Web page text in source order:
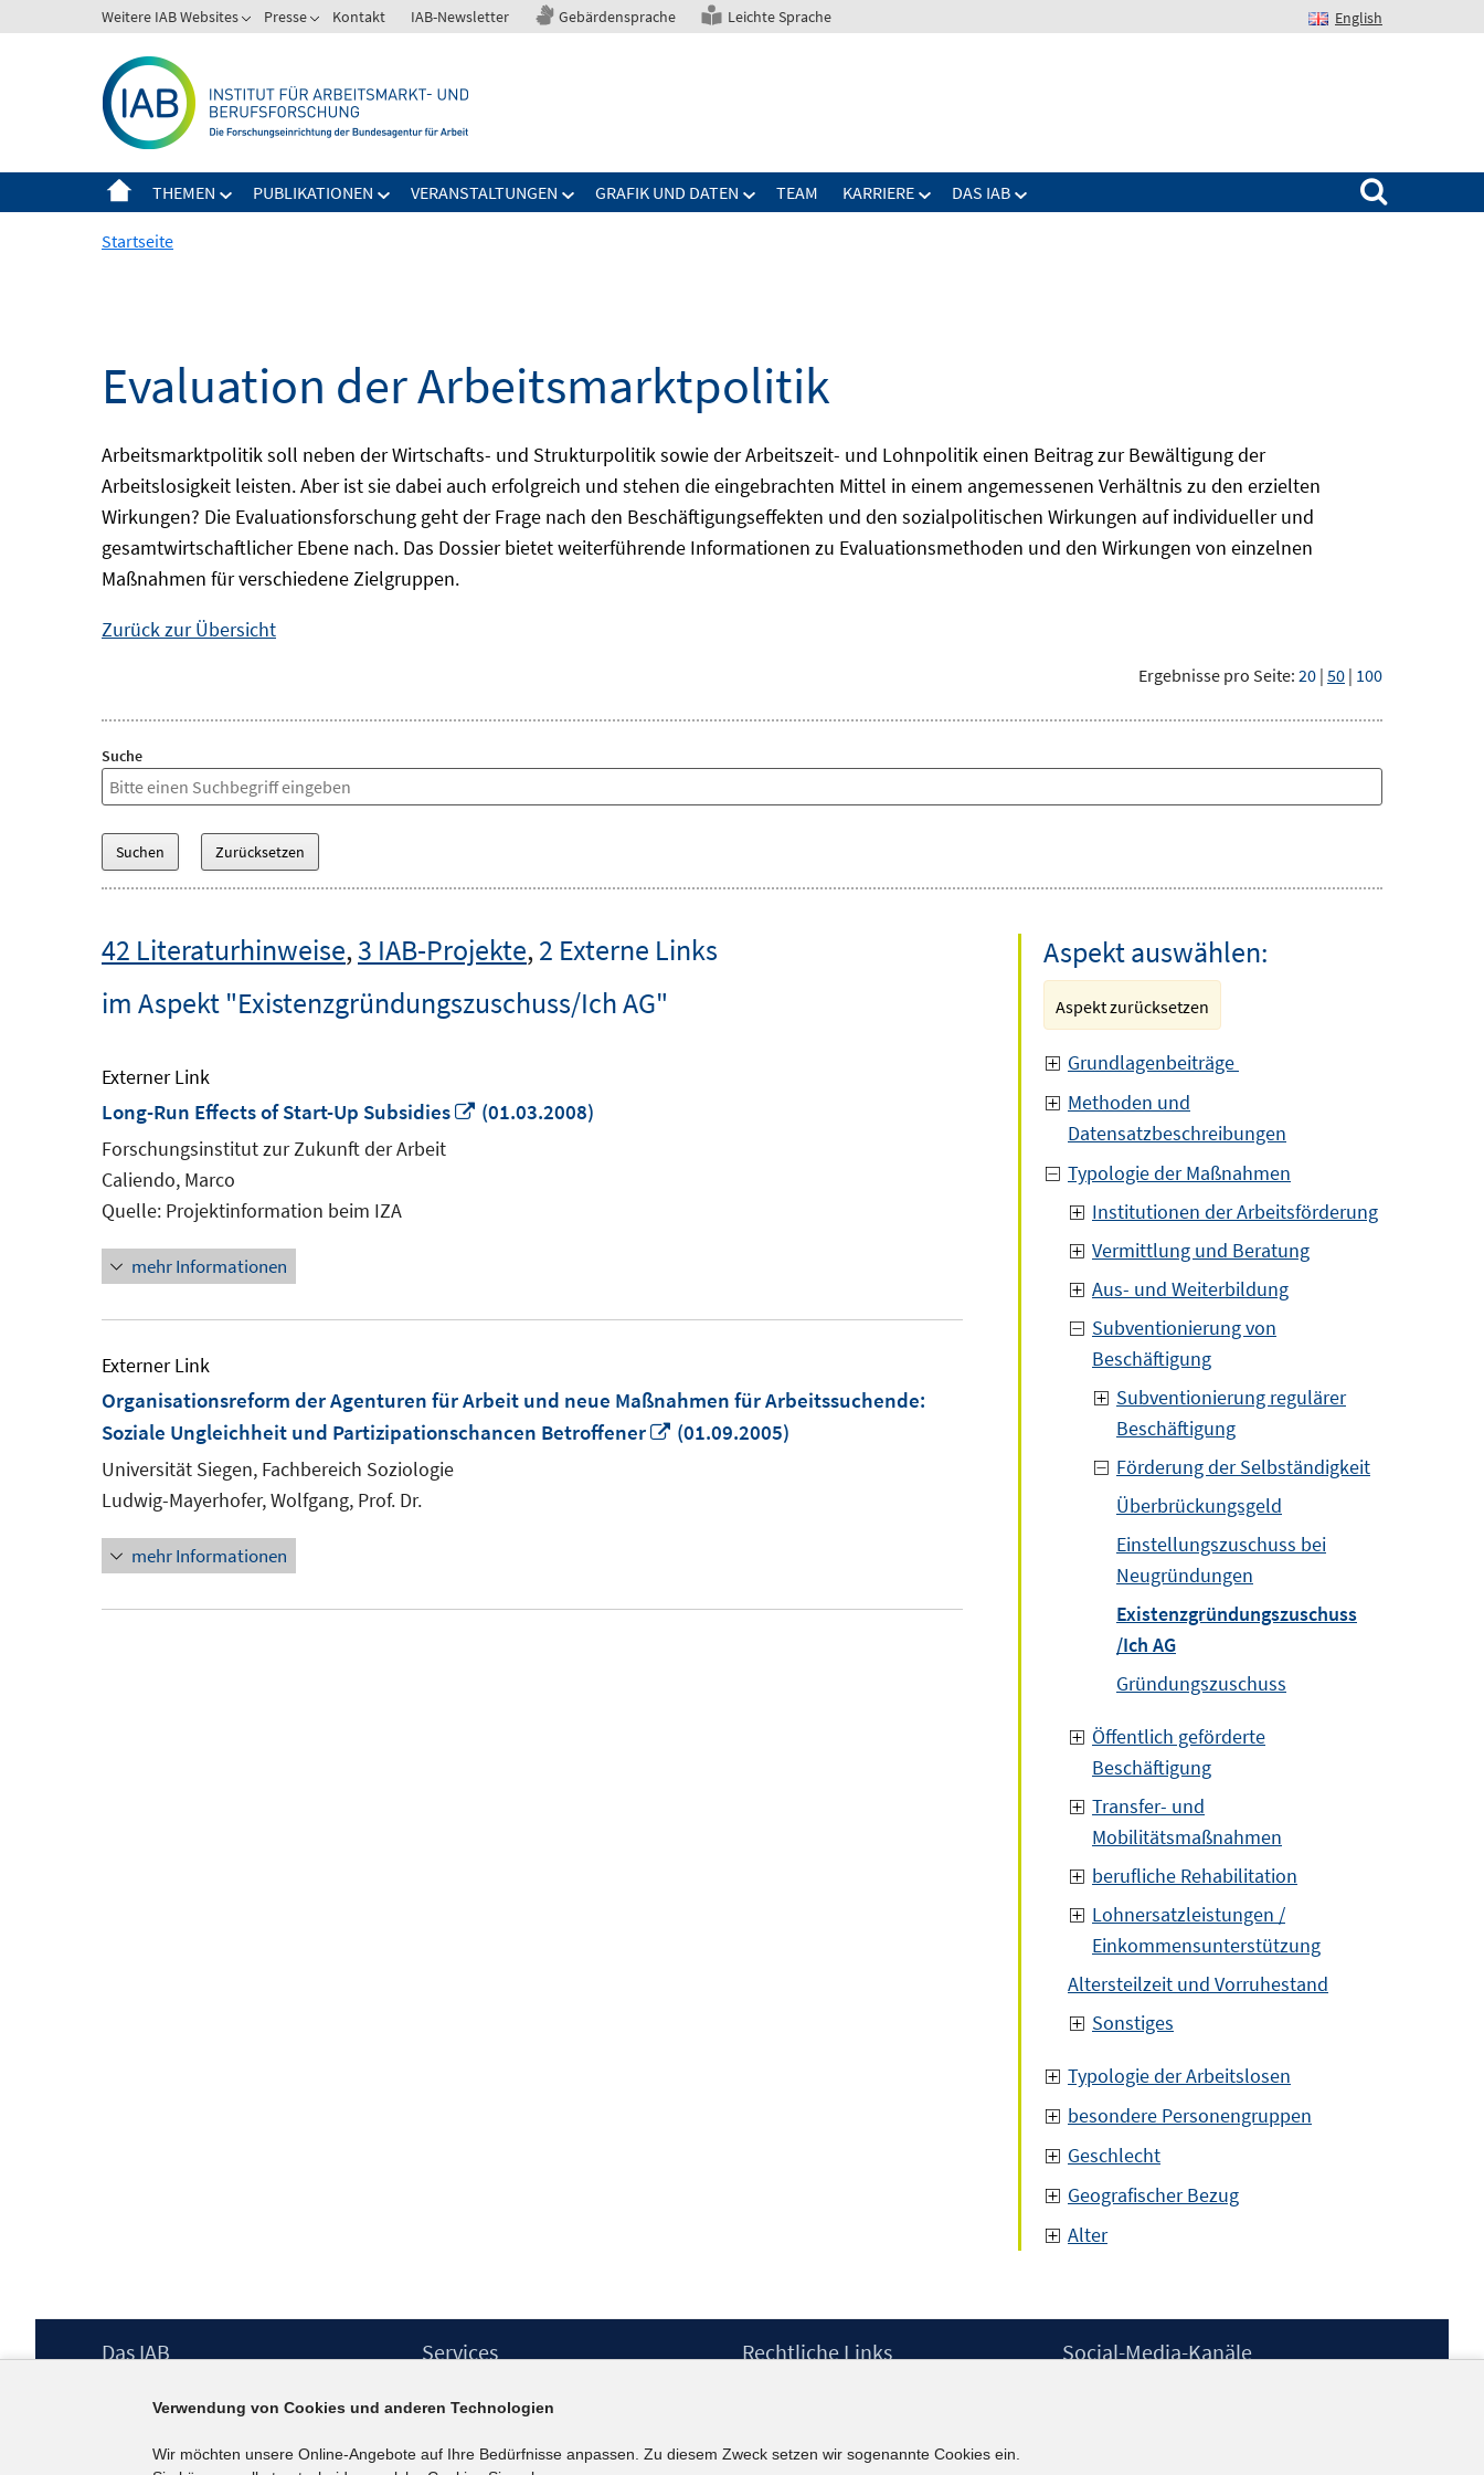
zum
Weitere IAB Websites Presse Kontakt IAB-Newsletter Gebärdensprache Leichte Sprache English
THEMEN PUBLIKATIONEN VERANSTALTUNGEN GRAFIK UND DATEN TEAM KARRIERE DAS IAB
Suchen nach:
Startseite
Evaluation der Arbeitsmarktpolitik
Arbeitsmarktpolitik soll neben der Wirtschafts- und Strukturpolitik sowie der Arbeitszeit- und Lohnpolitik einen Beitrag zur Bewältigung der
Arbeitslosigkeit leisten. Aber ist sie dabei auch erfolgreich und stehen die eingebrachten Mittel in einem angemessenen Verhältnis zu den erzielten
Wirkungen? Die Evaluationsforschung geht der Frage nach den Beschäftigungseffekten und den sozialpolitischen Wirkungen auf individueller und
gesamtwirtschaftlicher Ebene nach. Das Dossier bietet weiterführende Informationen zu Evaluationsmethoden und den Wirkungen von einzelnen
Maßnahmen für verschiedene Zielgruppen.
Zurück zur Übersicht
Ergebnisse pro Seite: 20 | 50 | 100
Suche
42 Literaturhinweise,3 IAB-Projekte,2 Externe Links
im Aspekt "Existenzgründungszuschuss/Ich AG"
Externer Link
Long-Run Effects of Start-Up Subsidies
In
(01.03.2008)
Forschungsinstitut zur Zukunft der Arbeit
Caliendo, Marco
Quelle: Projektinformation beim IZA
mehr Informationen
Externer Link
Organisationsreform der Agenturen für Arbeit und neue Maßnahmen für Arbeitssuchende:
Soziale Ungleichheit und Partizipationschancen Betroffener
In
(01.09.2005)
Universität Siegen, Fachbereich Soziologie
Ludwig-Mayerhofer, Wolfgang, Prof. Dr.
mehr Informationen
Aspekt auswählen:
Aspekt zurücksetzen
Grundlagenbeiträge
Methoden und
Datensatzbeschreibungen
Typologie der Maßnahmen
Institutionen der Arbeitsförderung
Vermittlung und Beratung
Aus- und Weiterbildung
Subventionierung von
Beschäftigung
Subventionierung regulärer
Beschäftigung
Förderung der Selbständigkeit
Überbrückungsgeld
Einstellungszuschuss bei
Neugründungen
Existenzgründungszuschuss
/Ich AG
Gründungszuschuss
Öffentlich geförderte
Beschäftigung
Transfer- und
Mobilitätsmaßnahmen
berufliche Rehabilitation
Lohnersatzleistungen /
Einkommensunterstützung
Altersteilzeit und Vorruhestand
Sonstiges
Typologie der Arbeitslosen
besondere Personengruppen
Geschlecht
Geografischer Bezug
Alter
Footer
Das IAB
Berufsforschung (IAB) – unser Leitbild
Institutsleitung
Graduiertenprogramm
Services
IAB-Newsletter
Kontakt
Rechtliche Links
Erklärung zur Barrierefreiheit
Social-Media-Kanäle
Verwendung von Cookies und anderen Technologien
Wir möchten unsere Online-Angebote auf Ihre Bedürfnisse anpassen. Zu diesem Zweck setzen wir sogenannte Cookies ein.